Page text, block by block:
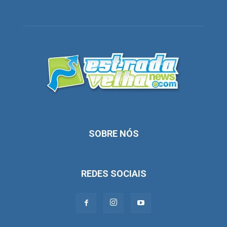
SOBRE NÓS
REDES SOCIAIS